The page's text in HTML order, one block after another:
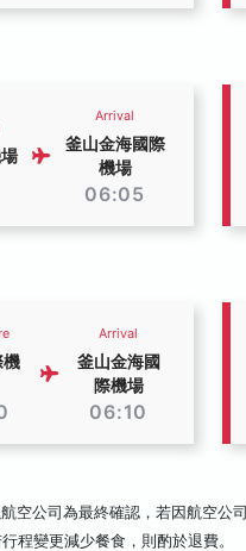
Arrival
釜山金海國際
機場
06:05
機
Arrival
釜山金海國
際機場
06:10
空公司為最終確認，若因航空公
程變更減少餐食，則酌於退費。